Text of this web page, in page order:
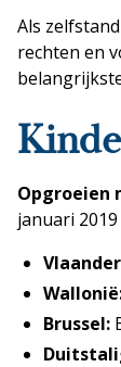
Als
rechten en
Opgroeien
januari
Brussel: